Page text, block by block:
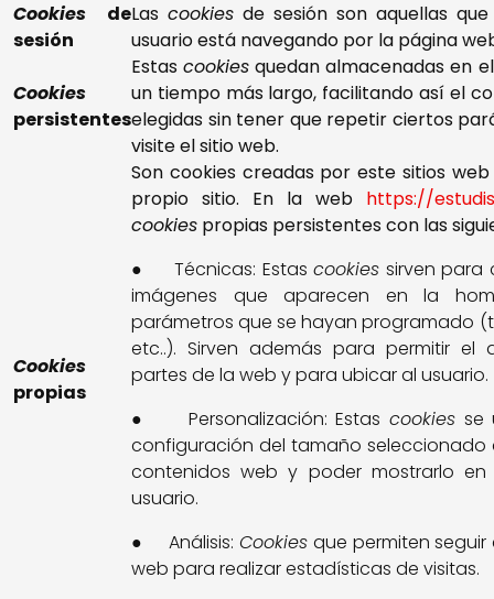
Cookies de
sesión
Las cookies de sesión son aquellas
usuario está navegando por la página
Cookies
persistentes
Estascookies quedan almacenadas en
un tiempo más largo, facilitando así el
elegidas sin tener que repetir ciertos
visite el sitio web.
Cookies
propias
Son cookies creadas por este sitios
propio sitio. En la web https://
cookies propias persistentes con las
● Técnicas: Estascookies sirven para
imágenes que aparecen en la
parámetros que se hayan programado
etc..). Sirven además para permitir el
partes de la web y para ubicar al usuario.
● Personalización: Estas cookiesse
configuración del tamaño seleccionado
contenidos web y poder mostrarlo en
usuario.
● Análisis:Cookies que permiten
web para realizar estadísticas de visitas.